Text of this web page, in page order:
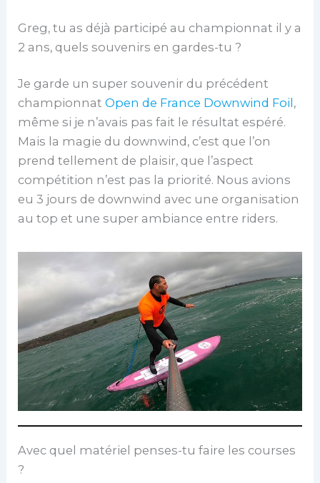
Greg, tu as déjà participé au championnat il y a
2 ans, quels souvenirs en gardes-tu ?
Je garde un super souvenir du précédent
championnatOpen de France Downwind Foil ,
même si je n’avais pas fait le résultat espéré.
Mais la magie du downwind, c’est que l’on
prend tellement de plaisir, que l’aspect
compétition n’est pas la priorité. Nous avions
eu 3 jours de downwind avec une organisation
au top et une super ambiance entre riders.
Avec quel matériel penses-tu faire les courses
?